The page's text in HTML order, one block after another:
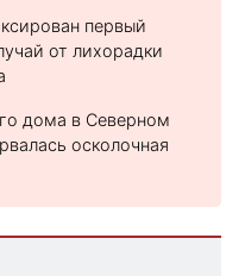
первый
от лихорадки
дома в Северном
осколочная